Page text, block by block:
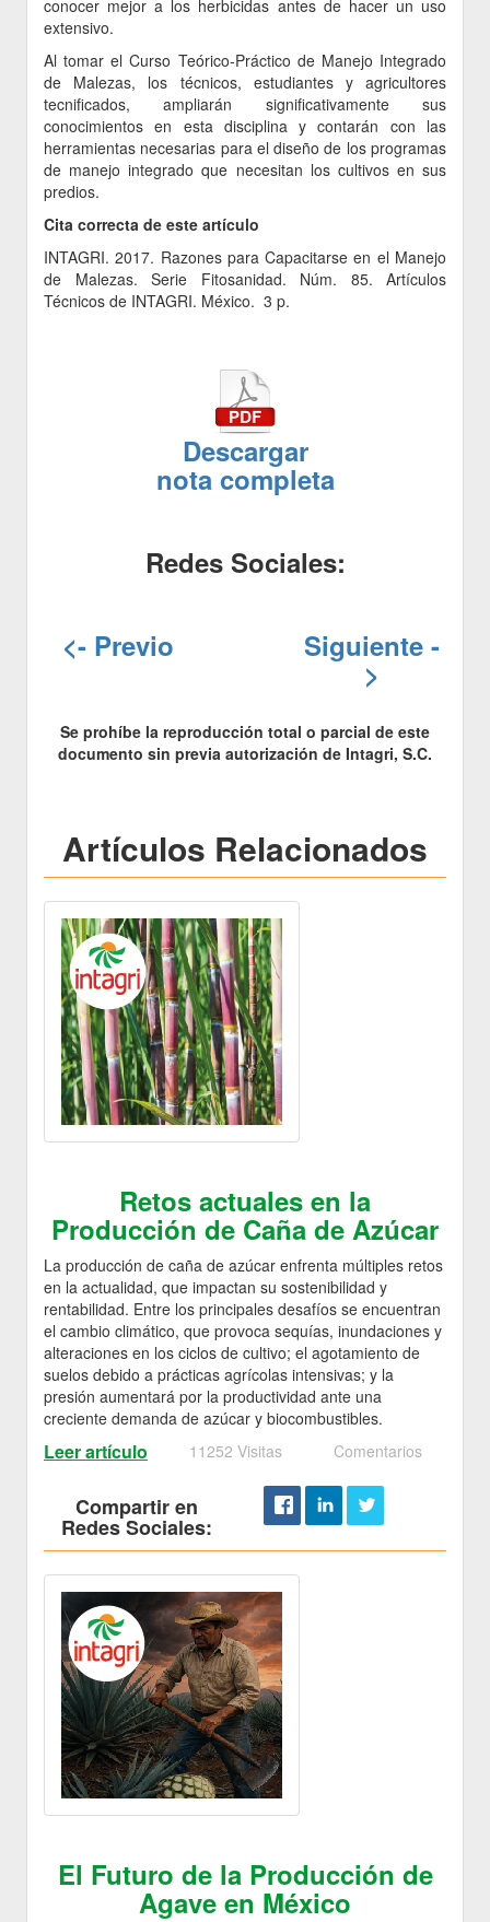
conocer mejor a los herbicidas antes de hacer un uso
extensivo.
Al tomar el Curso Teórico-Práctico de Manejo Integrado
de Malezas, los técnicos, estudiantes y agricultores
tecnificados, ampliarán significativamente sus
conocimientos en esta disciplina y contarán con las
herramientas necesarias para el diseño de los programas
de manejo integrado que necesitan los cultivos en sus
predios.
Cita correcta de este artículo
INTAGRI. 2017. Razones para Capacitarse en el Manejo
de Malezas. Serie Fitosanidad. Núm. 85. Artículos
Técnicos de INTAGRI. México. 3 p.
Descargar
nota completa
Redes Sociales:
<- Previo Siguiente -
>
Se prohíbe la reproducción total o parcial de este
documento sin previa autorización de Intagri, S.C.
Artículos Relacionados
Retos actuales en la
Producción de Caña de Azúcar
La producción de caña de azúcar enfrenta múltiples retos
en la actualidad, que impactan su sostenibilidad y
rentabilidad. Entre los principales desafíos se encuentran
el cambio climático, que provoca sequías, inundaciones y
alteraciones en los ciclos de cultivo; el agotamiento de
suelos debido a prácticas agrícolas intensivas; y la
presión aumentará por la productividad ante una
creciente demanda de azúcar y biocombustibles.
Leer artículo 11252 Visitas Comentarios
Compartir en
Redes Sociales:
El Futuro de la Producción de
Agave en México